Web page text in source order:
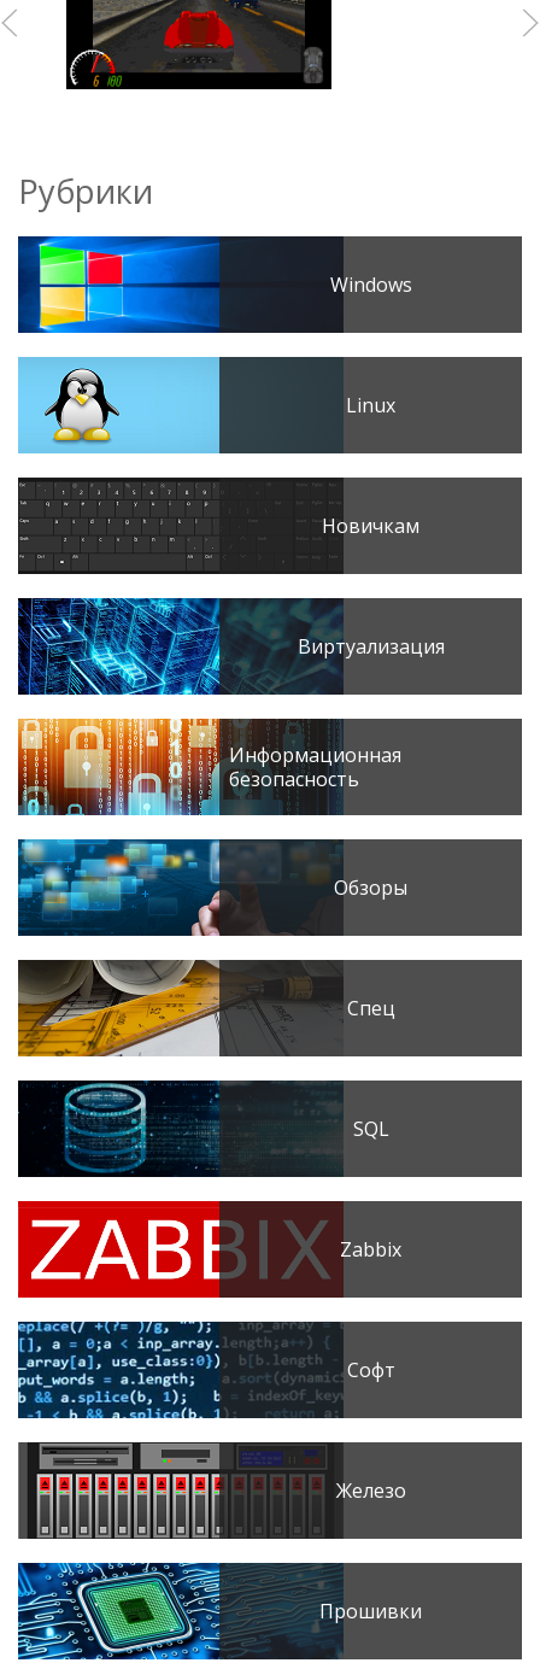
Рубрики
Windows
Linux
Новичкам
Виртуализация
Информационная
безопасность
Обзоры
Спец
SQL
Zabbix
Софт
Железо
Прошивки